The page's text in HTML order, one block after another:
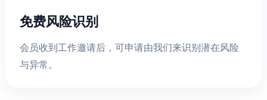
免费风险识别
会员收到工作邀请后，可申请由我们来识别潜在风险
与异常。